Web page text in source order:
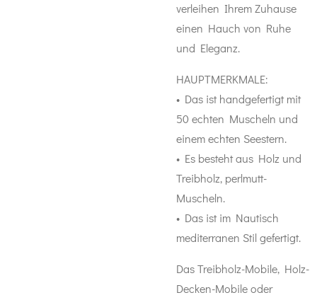
verleihen Ihrem Zuhause
einen Hauch von Ruhe
und Eleganz.
HAUPTMERKMALE:
• Das ist handgefertigt mit
50 echten Muscheln und
einem echten Seestern.
• Es besteht aus Holz und
Treibholz, perlmutt-
Muscheln.
• Das ist im Nautisch
mediterranen Stil gefertigt.
Das Treibholz-Mobile, Holz-
Decken-Mobile oder